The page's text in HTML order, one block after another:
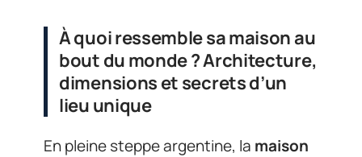
À quoi ressemble sa maison au
bout du monde ? Architecture,
dimensions et secrets d’un
lieu unique
En pleine steppe argentine, la maison